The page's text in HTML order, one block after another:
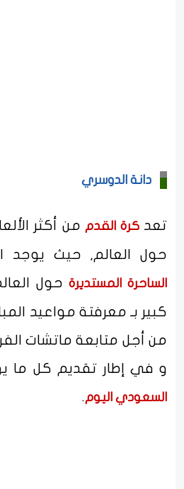
دانة الدوسري
تعدكرة القدم من أكثر
حول العالم, حيث يوجد
الساحرة المستديرةحول
كبير بـ معرفتة مواعيد
من أجل متابعة ماتشات
و في إطار تقديم كل ما
السعودي اليوم.